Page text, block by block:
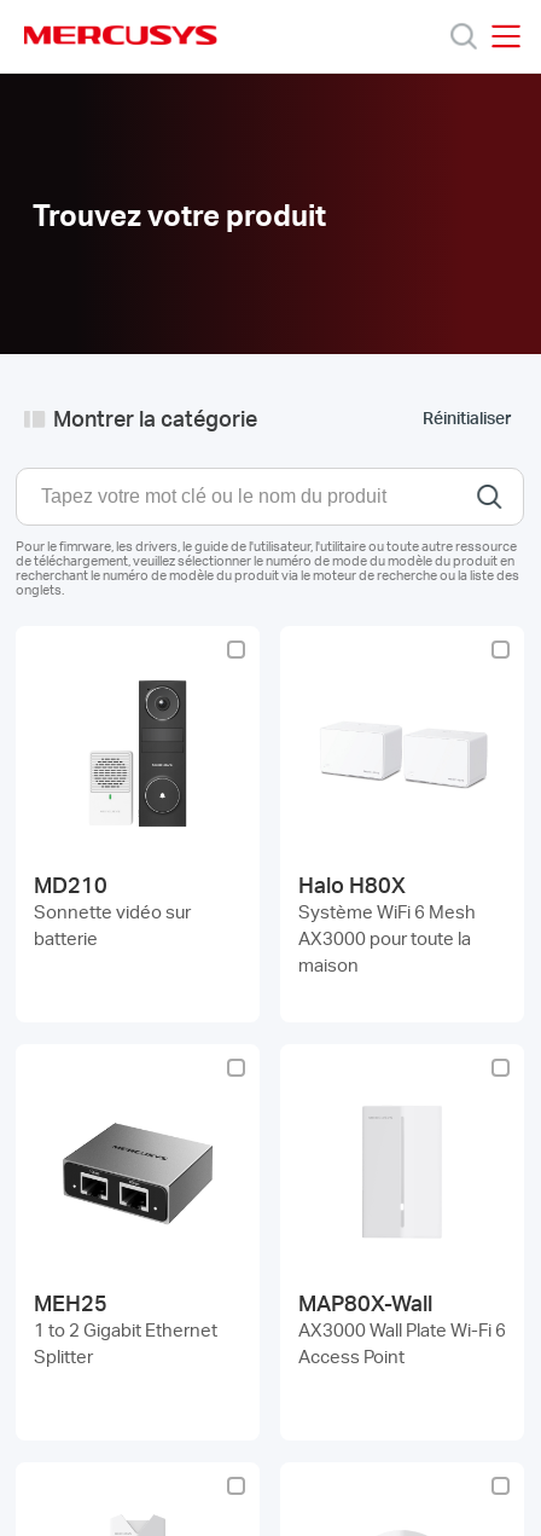
Mercusys
Où
Français
Trouvez votre produit
Montrer la catégorie Réinitialiser
Pour le fimrware, les drivers, le guide de l'utilisateur, l'utilitaire ou toute autre ressource
de téléchargement, veuillez sélectionner le numéro de mode du modèle du produit en
recherchant le numéro de modèle du produit via le moteur de recherche ou la liste des
onglets.
MD210
Sonnette vidéo sur
batterie
Halo H80X
Système WiFi 6 Mesh
AX3000 pour toute la
maison
MEH25
1 to 2 Gigabit Ethernet
Splitter
MAP80X-Wall
AX3000 Wall Plate Wi-Fi 6
Access Point